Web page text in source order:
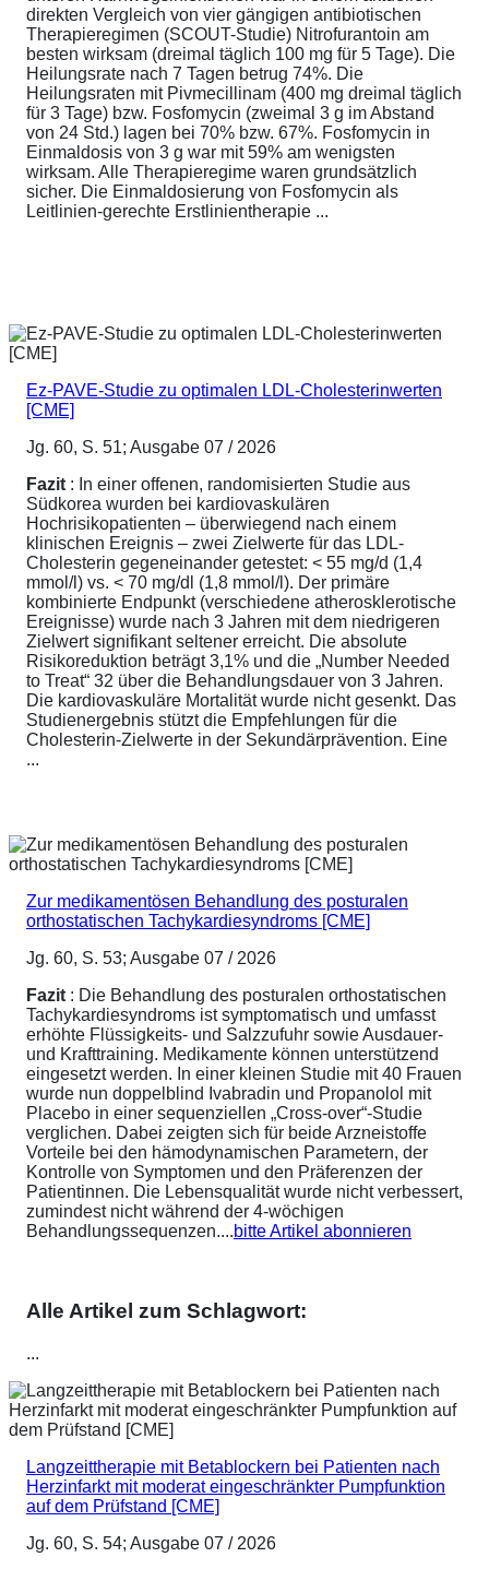
direkten Vergleich von vier gängigen antibiotischen
Therapieregimen (SCOUT-Studie) Nitrofurantoin am
besten wirksam (dreimal täglich 100 mg für 5 Tage). Die
Heilungsrate nach 7 Tagen betrug 74%. Die
Heilungsraten mit Pivmecillinam (400 mg dreimal täglich
für 3 Tage) bzw. Fosfomycin (zweimal 3 g im Abstand
von 24 Std.) lagen bei 70% bzw. 67%. Fosfomycin in
Einmaldosis von 3 g war mit 59% am wenigsten
wirksam. Alle Therapieregime waren grundsätzlich
sicher. Die Einmaldosierung von Fosfomycin als
Leitlinien-gerechte Erstlinientherapie ...
Ez-PAVE-Studie zu optimalen LDL-Cholesterinwerten
[CME]
Jg. 60, S. 51; Ausgabe 07 / 2026
Fazit : In einer offenen, randomisierten Studie aus
Südkorea wurden bei kardiovaskulären
Hochrisikopatienten – überwiegend nach einem
klinischen Ereignis – zwei Zielwerte für das LDL-
Cholesterin gegeneinander getestet: < 55 mg/d (1,4
mmol/l) vs. < 70 mg/dl (1,8 mmol/l). Der primäre
kombinierte Endpunkt (verschiedene atherosklerotische
Ereignisse) wurde nach 3 Jahren mit dem niedrigeren
Zielwert signifikant seltener erreicht. Die absolute
Risikoreduktion beträgt 3,1% und die „Number Needed
to Treat“ 32 über die Behandlungsdauer von 3 Jahren.
Die kardiovaskuläre Mortalität wurde nicht gesenkt. Das
Studienergebnis stützt die Empfehlungen für die
Cholesterin-Zielwerte in der Sekundärprävention. Eine
...
Zur medikamentösen Behandlung des posturalen
orthostatischen Tachykardiesyndroms [CME]
Jg. 60, S. 53; Ausgabe 07 / 2026
Fazit : Die Behandlung des posturalen orthostatischen
Tachykardiesyndroms ist symptomatisch und umfasst
erhöhte Flüssigkeits- und Salzzufuhr sowie Ausdauer-
und Krafttraining. Medikamente können unterstützend
eingesetzt werden. In einer kleinen Studie mit 40 Frauen
wurde nun doppelblind Ivabradin und Propanolol mit
Placebo in einer sequenziellen „Cross-over“-Studie
verglichen. Dabei zeigten sich für beide Arzneistoffe
Vorteile bei den hämodynamischen Parametern, der
Kontrolle von Symptomen und den Präferenzen der
Patientinnen. Die Lebensqualität wurde nicht verbessert,
zumindest nicht während der 4-wöchigen
Behandlungssequenzen....bitte Artikel abonnieren
Alle Artikel zum Schlagwort:
...
Langzeittherapie mit Betablockern bei Patienten nach
Herzinfarkt mit moderat eingeschränkter Pumpfunktion
auf dem Prüfstand [CME]
Jg. 60, S. 54; Ausgabe 07 / 2026